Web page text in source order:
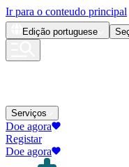
Ir para o conteudo principal
Edição portuguese
Serviços
Doe agora
Registar
Doe agora